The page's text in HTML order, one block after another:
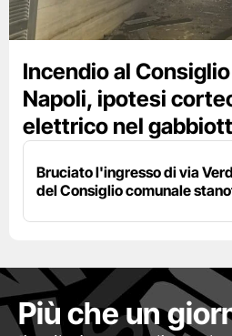
Incendio al
Napoli, ipotesi
elettrico nel
Bruciato l'ingresso di via
del Consiglio comunale
Più che un